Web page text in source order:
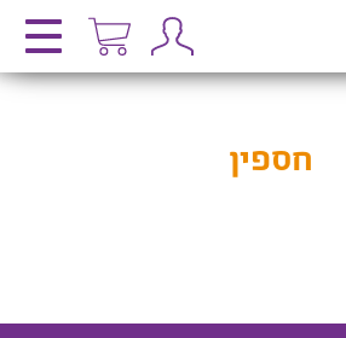
חספין